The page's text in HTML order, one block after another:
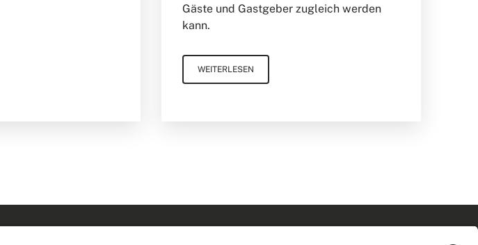
Gäste und Gastgeber zugleich werden
kann.
WEITERLESEN